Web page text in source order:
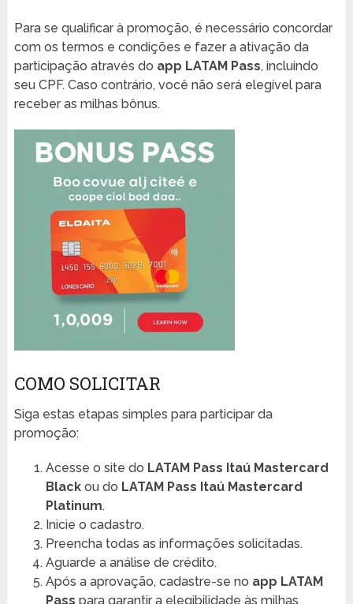
Para se qualificar à promoção, é necessário concordar
com os termos e condições e fazer a ativação da
participação através do app LATAM Pass, incluindo
seu CPF. Caso contrário, você não será elegível para
receber as milhas bônus.
COMO SOLICITAR
Siga estas etapas simples para participar da
promoção:
Acesse o site do LATAM Pass Itaú Mastercard
Blackou do LATAM Pass Itaú Mastercard
Platinum.
Inicie o cadastro.
Preencha todas as informações solicitadas.
Aguarde a análise de crédito.
Após a aprovação, cadastre-se no app LATAM
Pass para garantir a elegibilidade às milhas